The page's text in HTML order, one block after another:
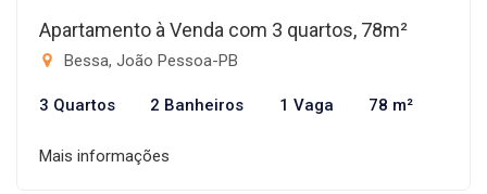
Apartamento à Venda com 3 quartos, 78m²
Bessa, João Pessoa-PB
3 Quartos 2 Banheiros 1 Vaga 78 m²
Mais informações